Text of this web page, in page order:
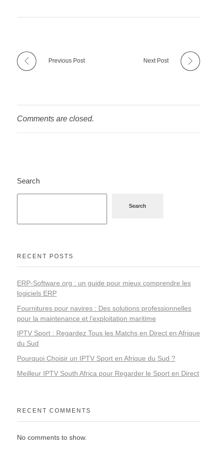
Previous Post Next Post
Comments are closed.
Search
Search
RECENT POSTS
ERP-Software.org : un guide pour mieux comprendre les
logiciels ERP
Fournitures pour navires : Des solutions professionnelles
pour la maintenance et l’exploitation maritime
IPTV Sport : Regardez Tous les Matchs en Direct en Afrique
du Sud
Pourquoi Choisir un IPTV Sport en Afrique du Sud ?
Meilleur IPTV South Africa pour Regarder le Sport en Direct
RECENT COMMENTS
No comments to show.